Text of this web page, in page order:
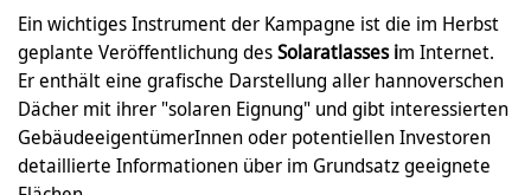
Ein wichtiges Instrument der Kampagne ist die im Herbst
geplante Veröffentlichung desSolaratlasses im Internet.
Er enthält eine grafische Darstellung aller hannoverschen
Dächer mit ihrer "solaren Eignung" und gibt interessierten
GebäudeeigentümerInnen oder potentiellen Investoren
detaillierte Informationen über im Grundsatz geeignete